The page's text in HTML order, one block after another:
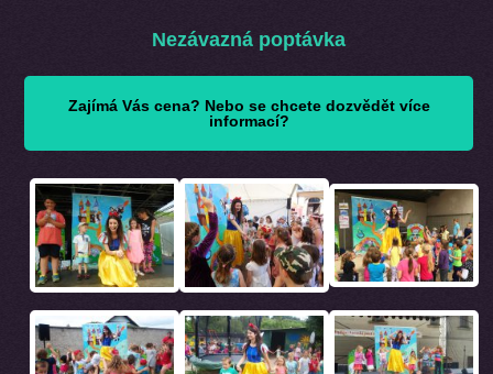
Nezávazná poptávka
Zajímá Vás cena? Nebo se chcete dozvědět více
informací?